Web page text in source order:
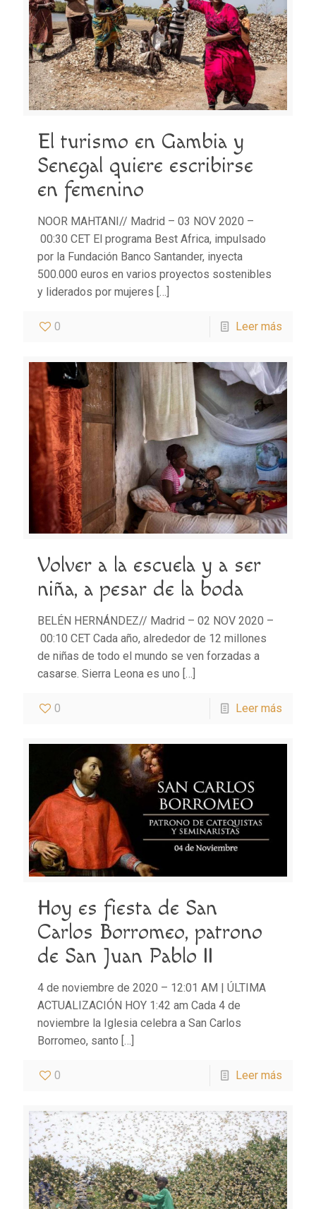
El turismo en Gambia y
Senegal quiere escribirse
en femenino
NOOR MAHTANI// Madrid – 03 NOV 2020 –
00:30 CET El programa Best Africa, impulsado
por la Fundación Banco Santander, inyecta
500.000 euros en varios proyectos sostenibles
y liderados por mujeres […]
0 Leer más
Volver a la escuela y a ser
niña, a pesar de la boda
BELÉN HERNÁNDEZ// Madrid – 02 NOV 2020 –
00:10 CET Cada año, alrededor de 12 millones
de niñas de todo el mundo se ven forzadas a
casarse. Sierra Leona es uno […]
0 Leer más
Hoy es fiesta de San
Carlos Borromeo, patrono
de San Juan Pablo II
4 de noviembre de 2020 – 12:01 AM | ÚLTIMA
ACTUALIZACIÓN HOY 1:42 am Cada 4 de
noviembre la Iglesia celebra a San Carlos
Borromeo, santo […]
0 Leer más